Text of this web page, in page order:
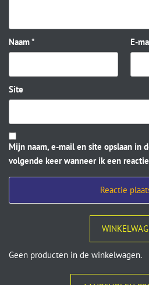
Naam* E-
Site
Mijn naam, e-mail en site opslaan in
volgende keer wanneer ik een
Geen producten in de winkelwagen.